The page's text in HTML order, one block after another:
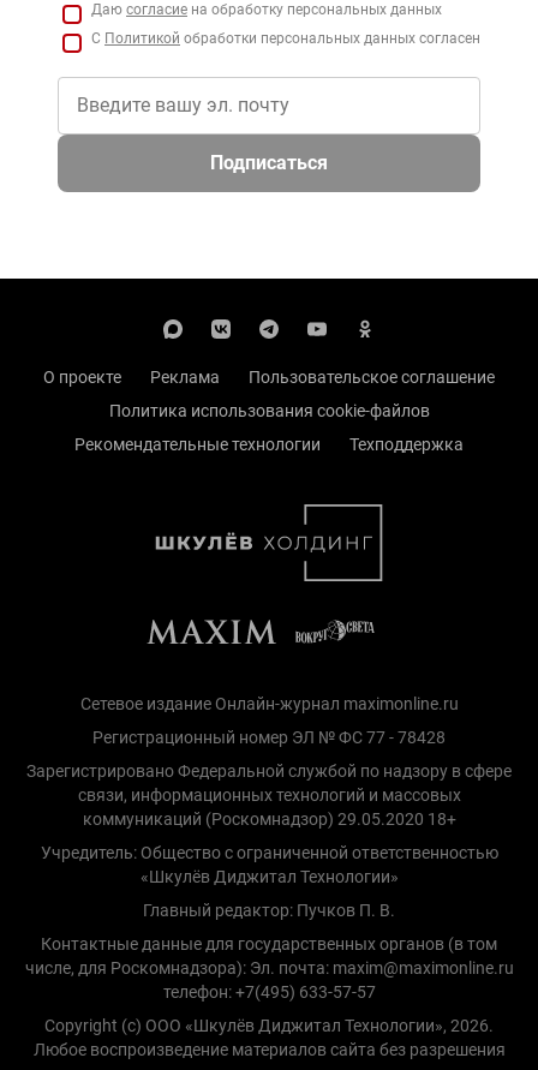
Даю согласие на обработку персональных данных
С Политикой обработки персональных данных согласен
Подписаться
О проекте Реклама
Пользовательское соглашение
Политика использования cookie-файлов
Рекомендательные технологии
Техподдержка
Сетевое издание Онлайн-журнал maximonline.ru
Регистрационный номер ЭЛ № ФС 77 - 78428
Зарегистрировано Федеральной службой по надзору в сфере
связи, информационных технологий и массовых
коммуникаций (Роскомнадзор) 29.05.2020 18+
Учредитель: Общество с ограниченной ответственностью
«Шкулёв Диджитал Технологии»
Главный редактор: Пучков П. В.
Контактные данные для государственных органов (в том
числе, для Роскомнадзора): Эл. почта: maxim@maximonline.ru
телефон: +7(495) 633-57-57
Copyright (с) ООО «Шкулёв Диджитал Технологии», 2026.
Любое воспроизведение материалов сайта без разрешения